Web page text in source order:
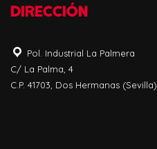
DIRECCIÓN
Pol. Industrial La Palmera
C/ La Palma, 4
C.P. 41703, Dos Hermanas (Sevilla)